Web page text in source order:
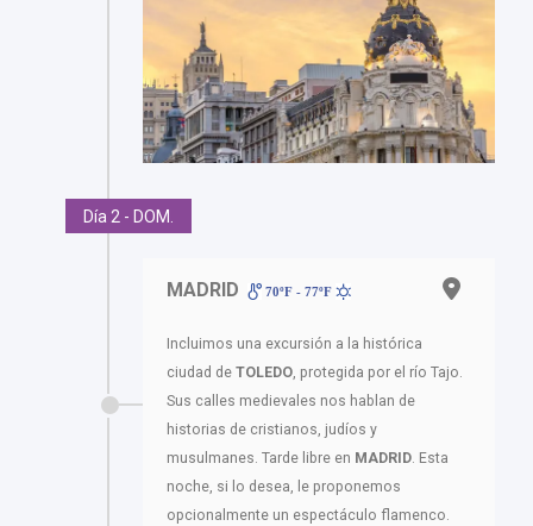
Día 2 - DOM.
MADRID 70ºF - 77ºF
Incluimos una excursión a la histórica
ciudad de TOLEDO, protegida por el río Tajo.
Sus calles medievales nos hablan de
historias de cristianos, judíos y
musulmanes. Tarde libre en MADRID. Esta
noche, si lo desea, le proponemos
opcionalmente un espectáculo flamenco.